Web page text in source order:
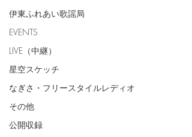
伊東ふれあい歌謡局
EVENTS
LIVE（中継）
星空スケッチ
なぎさ・フリースタイルレディオ
その他
公開収録